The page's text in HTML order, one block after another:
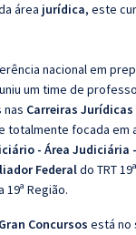
área jurídica, este
nacional em
um time de
Carreiras Jurídicas
totalmente focada em
- Área Judiciária
Federaldo TRT
19ª Região.
Gran Concursos está no